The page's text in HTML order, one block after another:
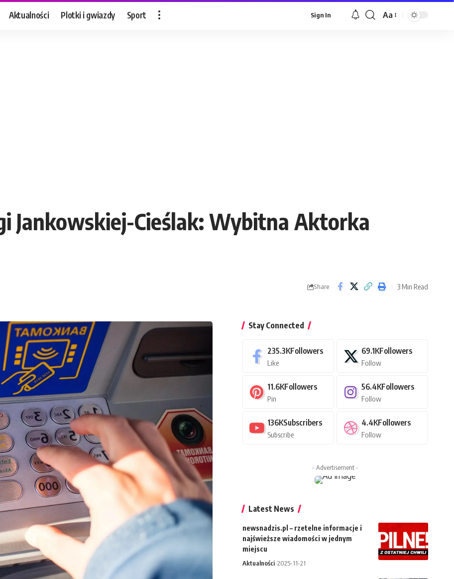
Aktualności Plotki i gwiazdy Sport Sign In
Font
Aa
Jankowskiej-Cieślak: Wybitna Aktorka
Share 3 Min Read
Stay Connected
235.3KFollowers
Like
69.1KFollowers
Follow
11.6KFollowers
Pin
56.4KFollowers
Follow
136KSubscribers
Subscribe
4.4KFollowers
Follow
- Advertisement -
Latest News
newsnadzis.pl – rzetelne informacje i
najświeższe wiadomości w jednym
miejscu
Aktualności 2025-11-21